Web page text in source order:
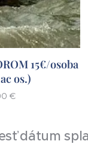
15€/osoba
os.)
€
dátum